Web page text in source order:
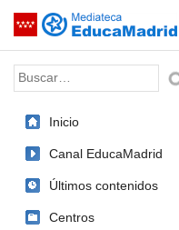
Saltar navegación
Palabra o frase:
Inicio
Canal EducaMadrid
Últimos contenidos
Centros